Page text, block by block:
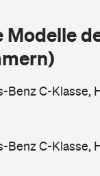
Modelle
Benz C-Klasse,
Benz C-Klasse,